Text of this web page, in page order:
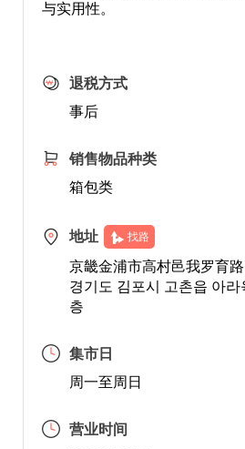
与实用性。
退税方式
事后
销售物品种类
箱包类
地址 找路
京畿金浦市高村邑我罗育
경기도 김포시 고촌읍 아
층
集市日
周一至周日
营业时间